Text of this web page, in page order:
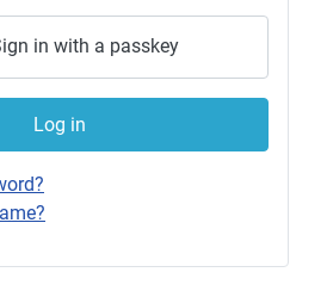
in with a passkey
Log in